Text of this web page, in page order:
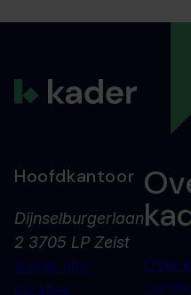
Hoofdkantoor
Dijnselburgerlaan
2 3705 LP Zeist
Bekijk alle
locaties
Over